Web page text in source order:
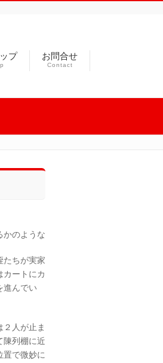
プ お問合せ
Contact
かのような
たちが実家
カートにカ
進んでい
人が止ま
陳列棚に近
置で微妙に